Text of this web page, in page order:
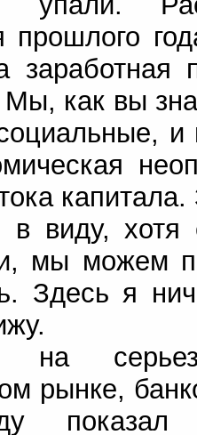
прошлого
заработная
Мы, как вы
в виду,
мы можем
Здесь я
на
рынке,
показал